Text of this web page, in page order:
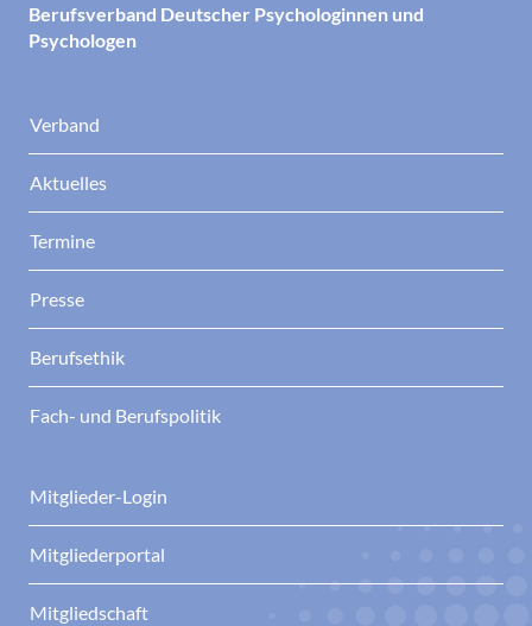
Berufsverband Deutscher Psychologinnen und
Psychologen
Verband
Aktuelles
Termine
Presse
Berufsethik
Fach- und Berufspolitik
Mitglieder-Login
Mitgliederportal
Mitgliedschaft